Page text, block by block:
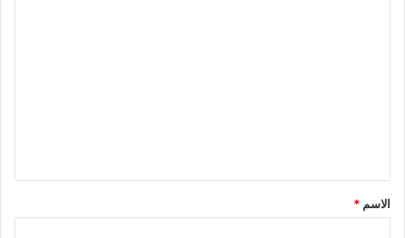
*
الاسم *